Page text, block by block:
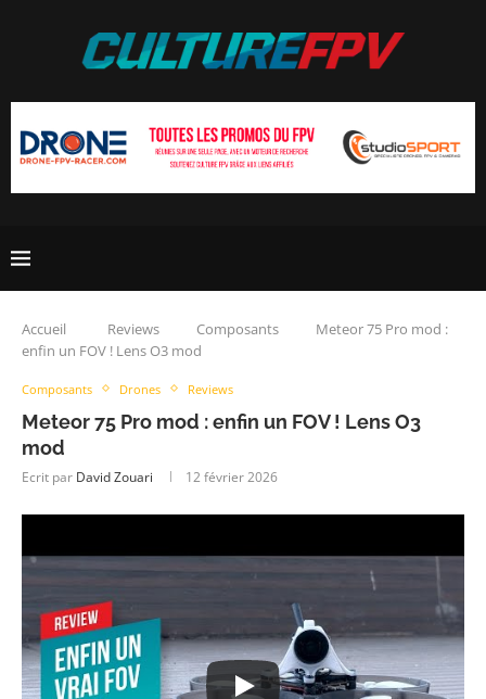
Accueil Reviews Composants
Meteor 75 Pro mod :
enfin un FOV ! Lens O3 mod
Composants Drones Reviews
Meteor 75 Pro mod : enfin un FOV ! Lens O3
mod
Ecrit par David Zouari 12 février 2026